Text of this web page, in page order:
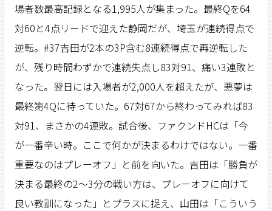
場者数最高記録となる1,995人が集まった。最終Qを64
対60と4点リードで迎えた静岡だが、埼玉が連続得点で
逆転。#37吉田が2本の3P含む8連続得点で再逆転した
が、残り時間わずかで連続失点し83対91、痛い3連敗と
なった。翌日には入場者が2,000人を超えたが、悪夢は
最終第4Qに待っていた。67対67から終わってみれば83
対91、まさかの4連敗。試合後、ファクンドHCは「今
が一番辛い時。ここで何かが決まるわけではない。一番
重要なのはプレーオフ」と前を向いた。吉田は「勝負が
決まる最終の2〜3分の戦い方は、プレーオフに向けて
良い教訓になった」とプラスに捉え、山田は「こういう